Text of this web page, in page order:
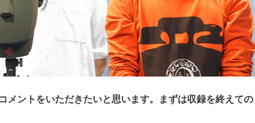
ントをいただきたいと思います。まずは収録を終えての